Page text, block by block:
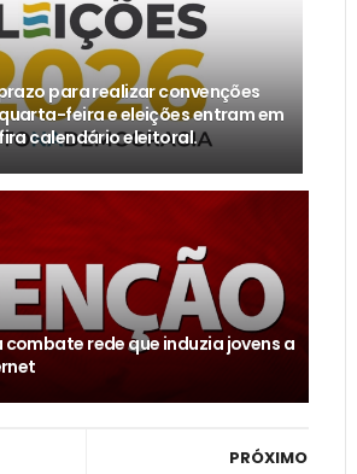
para realizar convenções
feira e eleições entram em
calendário eleitoral.
combate rede que induzia jovens a
PRÓXIMO